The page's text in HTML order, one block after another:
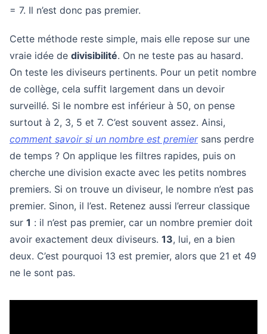
= 7. Il n’est donc pas premier.
Cette méthode reste simple, mais elle repose sur une
vraie idée de divisibilité. On ne teste pas au hasard.
On teste les diviseurs pertinents. Pour un petit nombre
de collège, cela suffit largement dans un devoir
surveillé. Si le nombre est inférieur à 50, on pense
surtout à 2, 3, 5 et 7. C’est souvent assez. Ainsi,
comment savoir si un nombre est premiersans perdre
de temps ? On applique les filtres rapides, puis on
cherche une division exacte avec les petits nombres
premiers. Si on trouve un diviseur, le nombre n’est pas
premier. Sinon, il l’est. Retenez aussi l’erreur classique
sur 1 : il n’est pas premier, car un nombre premier doit
avoir exactement deux diviseurs. 13, lui, en a bien
deux. C’est pourquoi 13 est premier, alors que 21 et 49
ne le sont pas.